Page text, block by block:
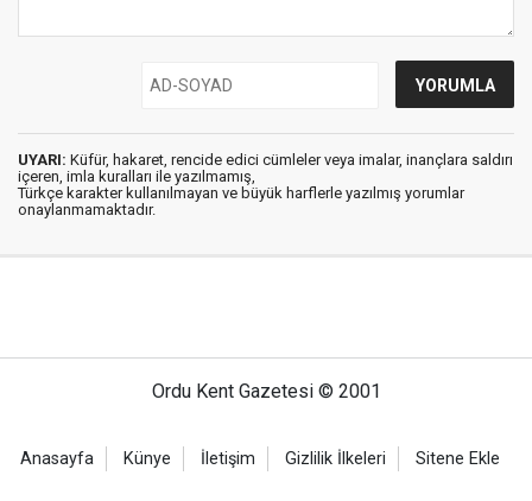
UYARI: Küfür, hakaret, rencide edici cümleler veya imalar, inançlara saldırı
içeren, imla kuralları ile yazılmamış,
Türkçe karakter kullanılmayan ve büyük harflerle yazılmış yorumlar
onaylanmamaktadır.
Ordu Kent Gazetesi © 2001
Anasayfa Künye İletişim Gizlilik İlkeleri Sitene Ekle